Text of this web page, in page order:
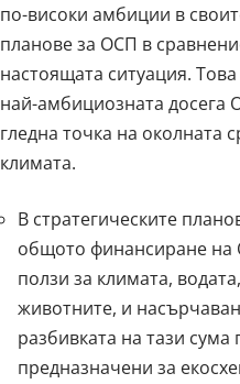
по-високи амбиции в
планове за ОСП в
настоящата ситуация.
най-амбициозната досега
гледна точка на околната
климата.
В стратегическите
общото финансиране на
ползи за климата,
животните, и
разбивката на тази
предназначени за